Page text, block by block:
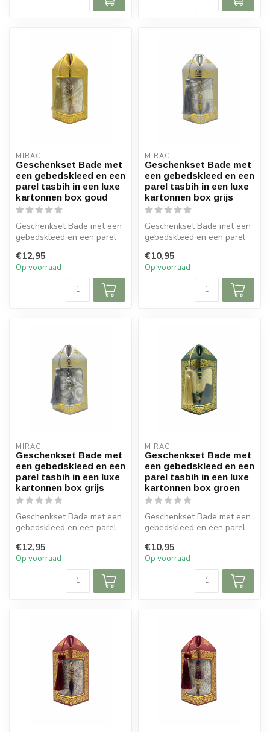
MIRAC
Geschenkset Bade met
een gebedskleed en een
parel tasbih in een luxe
kartonnen box goud
Geschenkset Bade met een
gebedskleed en een parel
b...
€12,95
Op voorraad
MIRAC
Geschenkset Bade met
een gebedskleed en een
parel tasbih in een luxe
kartonnen box grijs
Geschenkset Bade met een
gebedskleed en een parel
b...
€10,95
Op voorraad
MIRAC
Geschenkset Bade met
een gebedskleed en een
parel tasbih in een luxe
kartonnen box grijs
Geschenkset Bade met een
gebedskleed en een parel
b...
€12,95
Op voorraad
MIRAC
Geschenkset Bade met
een gebedskleed en een
parel tasbih in een luxe
kartonnen box groen
Geschenkset Bade met een
gebedskleed en een parel
b...
€10,95
Op voorraad